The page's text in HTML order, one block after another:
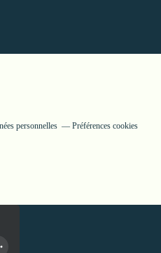
personnelles Préférences cookies